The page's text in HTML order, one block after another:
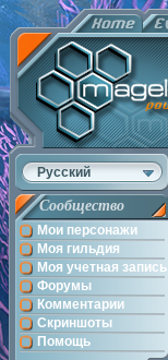
Русский
Сообщество
Мои персонажи
Моя гильдия
Моя учетная запись
Форумы
Комментарии
Скриншоты
Помощь